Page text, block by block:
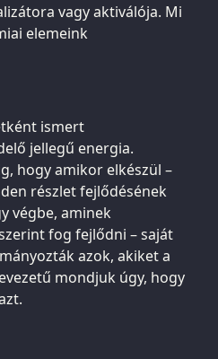
vagy aktiválója. Mi
elemeink
ismert
jellegű energia.
hogy amikor elkészül –
részlet fejlődésének
végbe, aminek
fog fejlődni – saját
azok, akiket a
mondjuk úgy, hogy